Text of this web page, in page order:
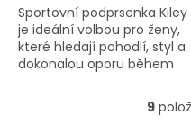
Sportovní podprsenka Kiley
je ideální volbou pro ženy,
které hledají pohodlí, styl a
dokonalou oporu během
preciznímu zpracování a
9